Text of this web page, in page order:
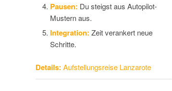
Pausen: Du steigst aus Autopilot-
Mustern aus.
Integration: Zeit verankert neue
Schritte.
Details: Aufstellungsreise Lanzarote